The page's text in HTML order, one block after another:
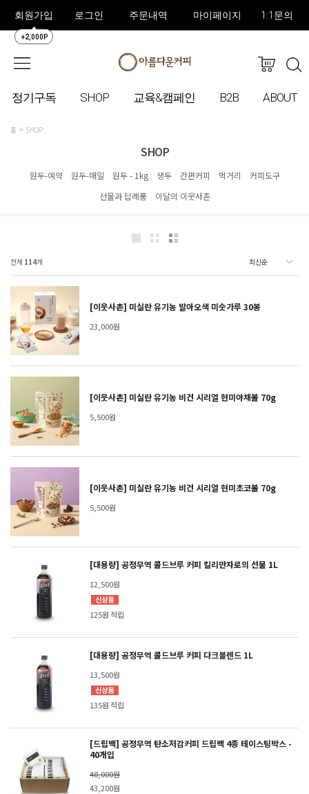
회원가입
+2,000P
로그인 주문내역 마이페이지 1:1문의
정기구독 SHOP 교육&캠페인 B2B ABOUT
홈 SHOP
SHOP
원두-예약 원두-매일 원두 - 1kg 생두 간편커피 먹거리
커피도구
선물과 답례품
이달의 이웃사촌
전체 114개
[이웃사촌] 미실란 유기농 발아오색 미숫가루 30봉
23,000원
[이웃사촌] 미실란 유기농 비건 시리얼 현미야채볼 70g
5,500원
[이웃사촌] 미실란 유기농 비건 시리얼 현미초코볼 70g
5,500원
[대용량] 공정무역 콜드브루 커피 킬리만자로의 선물 1L
12,500원
125원 적립
[대용량] 공정무역 콜드브루 커피 다크블렌드 1L
13,500원
135원 적립
[드립백] 공정무역 탄소저감커피 드립백 4종 테이스팅박스 -
40개입
48,000원
43,200원